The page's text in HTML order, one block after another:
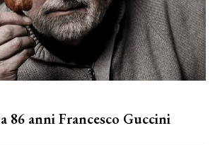
a 86 anni Francesco Guccini